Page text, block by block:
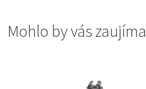
Mohlo by vás